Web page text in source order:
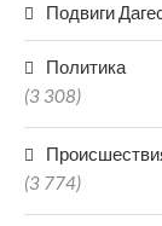
Подвиги
Политика
(3 308)
(3 774)